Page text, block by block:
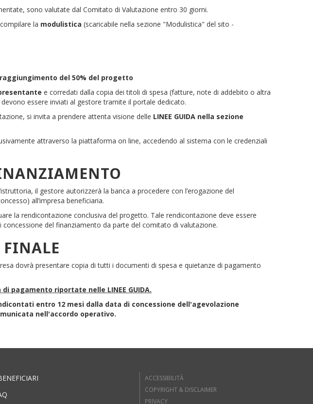
sono valutate dal Comitato di Valutazione entro 30 giorni.
la modulistica (scaricabile nella sezione "Modulistica" del sito -
del 50% del progetto
e corredati dalla copia dei titoli di spesa (fatture, note di addebito o altra
essere inviati al gestore tramite il portale dedicato.
si invita a prendere attenta visione delle LINEE GUIDA nella sezione
attraverso la piattaforma on line, accedendo al sistema con le credenziali
il gestore autorizzerà la banca a procedere con l’erogazione del
all’impresa beneficiaria.
la rendicontazione conclusiva del progetto. Tale rendicontazione deve essere
del finanziamento da parte del comitato di valutazione.
dovrà presentare copia di tutti i documenti di spesa e quietanze di pagamento
pagamento riportate nelle LINEE GUIDA.
entro 12 mesi dalla data di concessione dell'agevolazione
nell'accordo operativo.
ACCESSIBILITÀ
COPYRIGHT & DISCLAIMER
PRIVACY